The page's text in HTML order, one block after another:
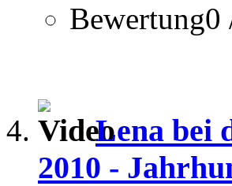
Bewertung0
Lena bei
2010 -